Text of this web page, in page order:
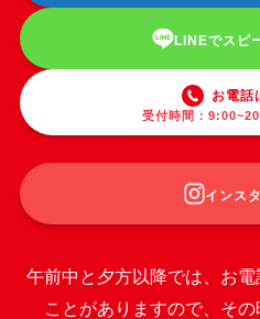
LINEでスピ
お電話
受付時間：
インス
午前中と夕方以降では、お
ことがありますので、そ